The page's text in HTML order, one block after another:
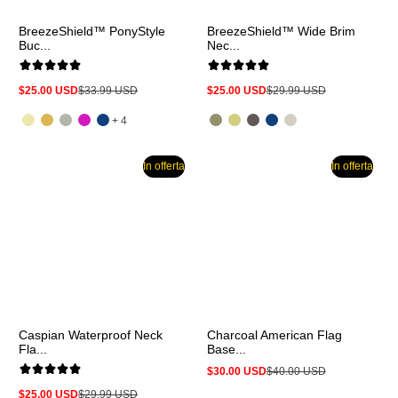
BreezeShield™ PonyStyle
Buc...
Prezzo
offerta
$25.00 USD
Prezzo
$33.99 USD
+ 4e
BreezeShield™ Wide Brim
Nec...
Prezzo
offerta
$25.00 USD
Prezzo
$29.99 USD
In offerta
Caspian Waterproof Neck
Fla...
$25.00 USD$29.99 USD
In offerta
Charcoal American Flag
Base...
Prezzo
$30.00 USD
Prezzo
$40.00 USD